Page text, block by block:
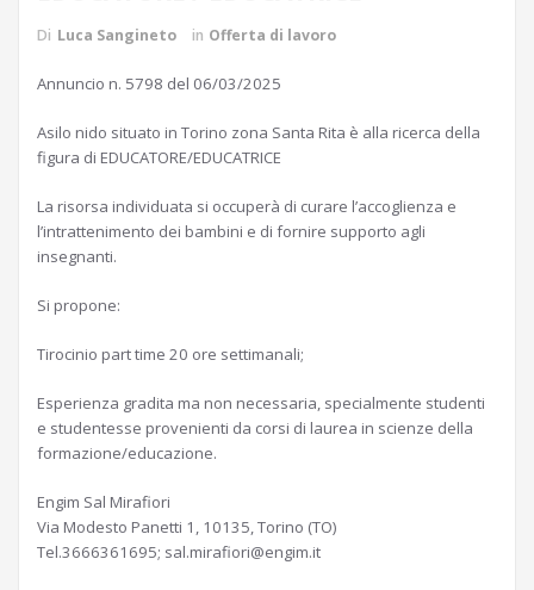
Di Luca Sangineto in Offerta di lavoro
Annuncio n. 5798 del 06/03/2025
Asilo nido situato in Torino zona Santa Rita è alla ricerca della
figura di EDUCATORE/EDUCATRICE
La risorsa individuata si occuperà di curare l’accoglienza e
l’intrattenimento dei bambini e di fornire supporto agli
insegnanti.
Si propone:
Tirocinio part time 20 ore settimanali;
Esperienza gradita ma non necessaria, specialmente studenti
e studentesse provenienti da corsi di laurea in scienze della
formazione/educazione.
Engim Sal Mirafiori
Via Modesto Panetti 1, 10135, Torino (TO)
Tel.3666361695; sal.mirafiori@engim.it